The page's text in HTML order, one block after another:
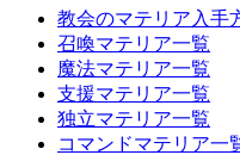
教会のマテリア入手
召喚マテリア一覧
魔法マテリア一覧
支援マテリア一覧
独立マテリア一覧
コマンドマテリア一